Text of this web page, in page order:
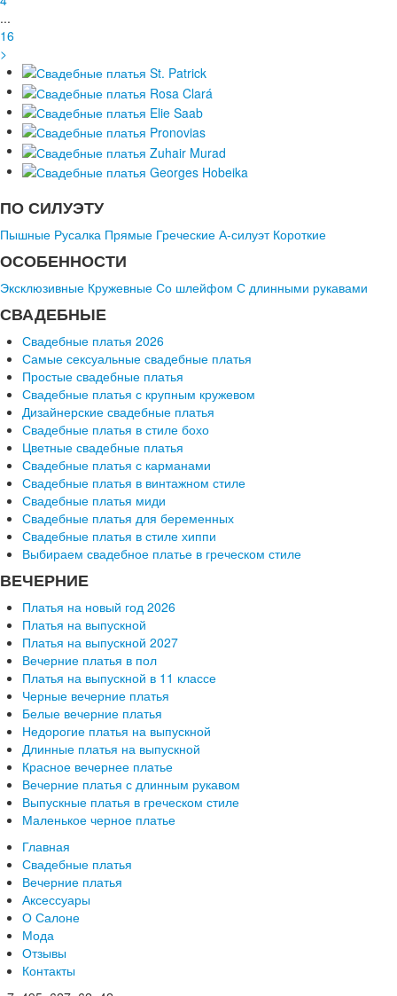
...
16
>
ПО СИЛУЭТУ
Пышные Русалка Прямые Греческие А-силуэт Короткие
ОСОБЕННОСТИ
Эксклюзивные Кружевные Со шлейфом С длинными рукавами
СВАДЕБНЫЕ
Свадебные платья 2026
Самые сексуальные свадебные платья
Простые свадебные платья
Свадебные платья с крупным кружевом
Дизайнерские свадебные платья
Свадебные платья в стиле бохо
Цветные свадебные платья
Свадебные платья с карманами
Свадебные платья в винтажном стиле
Свадебные платья миди
Свадебные платья для беременных
Свадебные платья в стиле хиппи
Выбираем свадебное платье в греческом стиле
ВЕЧЕРНИЕ
Платья на новый год 2026
Платья на выпускной
Платья на выпускной 2027
Вечерние платья в пол
Платья на выпускной в 11 классе
Черные вечерние платья
Белые вечерние платья
Недорогие платья на выпускной
Длинные платья на выпускной
Красное вечернее платье
Вечерние платья с длинным рукавом
Выпускные платья в греческом стиле
Маленькое черное платье
Главная
Свадебные платья
Вечерние платья
Аксессуары
О Салоне
Мода
Отзывы
Контакты